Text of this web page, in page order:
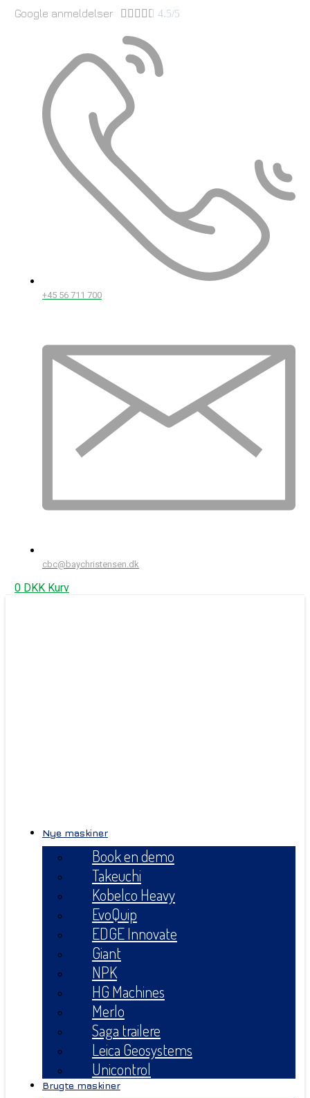
Google anmeldelser      4.5/5
+45 56 711 700
cbc@baychristensen.dk
0 DKK Kurv
Nye maskiner
Book en demo
Takeuchi
Kobelco Heavy
EvoQuip
EDGE Innovate
Giant
NPK
HG Machines
Merlo
Saga trailere
Leica Geosystems
Unicontrol
Brugte maskiner